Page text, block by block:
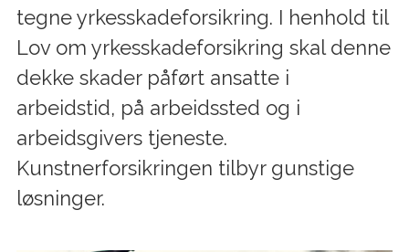
Aktuelt
Kontakt
Meld skade
tegne yrkesskadeforsikring. I henhold til
Lov om yrkesskadeforsikring skal denne
dekke skader påført ansatte i
arbeidstid, på arbeidssted og i
arbeidsgivers tjeneste.
Kunstnerforsikringen tilbyr gunstige
løsninger.